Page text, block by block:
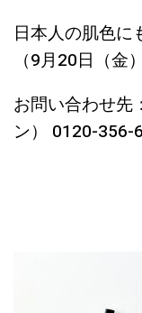
日本人の肌色に
（9月20日（金
お問い合わせ先：
ン） 0120-356-